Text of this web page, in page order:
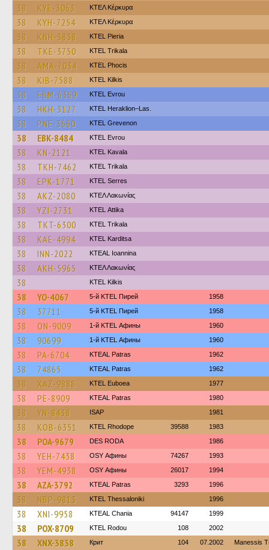
38 KYE-3063 ΚΤΕΛ Κέρκυρα
38 KYH-7254 ΚΤΕΛ Κέρκυρα
38 KNH-3838 KTEL Pieria
38 TKE-3750 ΚΤΕL Τrikala
38 AMA-7034 ΚΤΕL Phocis
38 KIB-7588 KTEL Kilkis
38 EBM-6369 KTEL Evrou
38 HKH-3127 KTEL Heraklion–Las.
38 PNE-3660 ΚΤΕL Grevenon
38 EBK-8484 KTEL Evrou
38 KN-2121 KTEL Kavala
38 TKH-7462 ΚΤΕL Τrikala
38 EPK-1771 KTEL Serres
38 AKZ-2080 ΚΤΕΛ Λακωνίας
38 YZI-2731 KΤΕL Αttika
38 TKT-6300 ΚΤΕL Τrikala
38 KAE-4994 ΚΤΕL Karditsa
38 INN-2022 KTEAL Ioannina
38 AKH-5965 ΚΤΕΛ Λακωνίας
38 KTEL Kilkis
38 YO-4067 5-й KTEL Пирей 1958
38 37711 5-й KTEL Пирей 1958
38 ON-9009 1-й KTEL Афины 1960
38 90699 1-й KTEL Афины 1960
38 PA-6704 KTEAL Patras 1962
38 74865 KTEAL Patras 1962
38 XAZ-9888 ΚΤΕL Euboea 1977
38 PE-8909 KTEAL Patras 1980
38 YN-8438 ISAP 1981
38 KOB-6351 KTEL Rhodope 39588 1983
38 POA-9679 DES RODA 1986
38 YEH-7438 OSY Афины 74267 1993
38 YEM-4938 OSY Афины 26017 1994
38 AZA-3792 KTEAL Patras 3293 1996
38 NBP-9813 KTEL Thessaloniki 1996
38 XNI-9958 KTEAL Chania 94147 1999
38 POX-8709 ΚΤΕL Rodou 108 2002
38 XNX-3838 Крит 104 07.2002 Manessis